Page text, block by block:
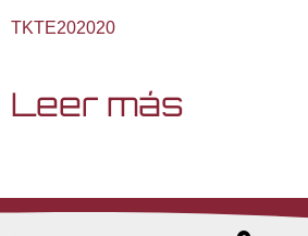
TKTE202020
Leer más